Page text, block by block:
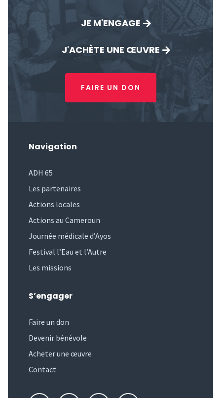
JE M'ENGAGE
J'ACHÈTE UNE ŒUVRE
FAIRE UN DON
Navigation
ADH 65
Les partenaires
Actions locales
Actions au Cameroun
Journée médicale d’Ayos
Festival l’Eau et l’Autre
Les missions
S’engager
Faire un don
Devenir bénévole
Acheter une œuvre
Contact